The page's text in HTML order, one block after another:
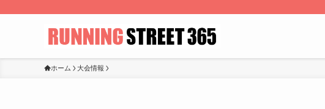
ホーム 大会情報